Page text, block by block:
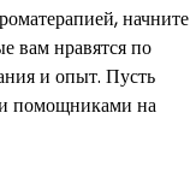
начните
вам нравятся по
и опыт. Пусть
помощниками на